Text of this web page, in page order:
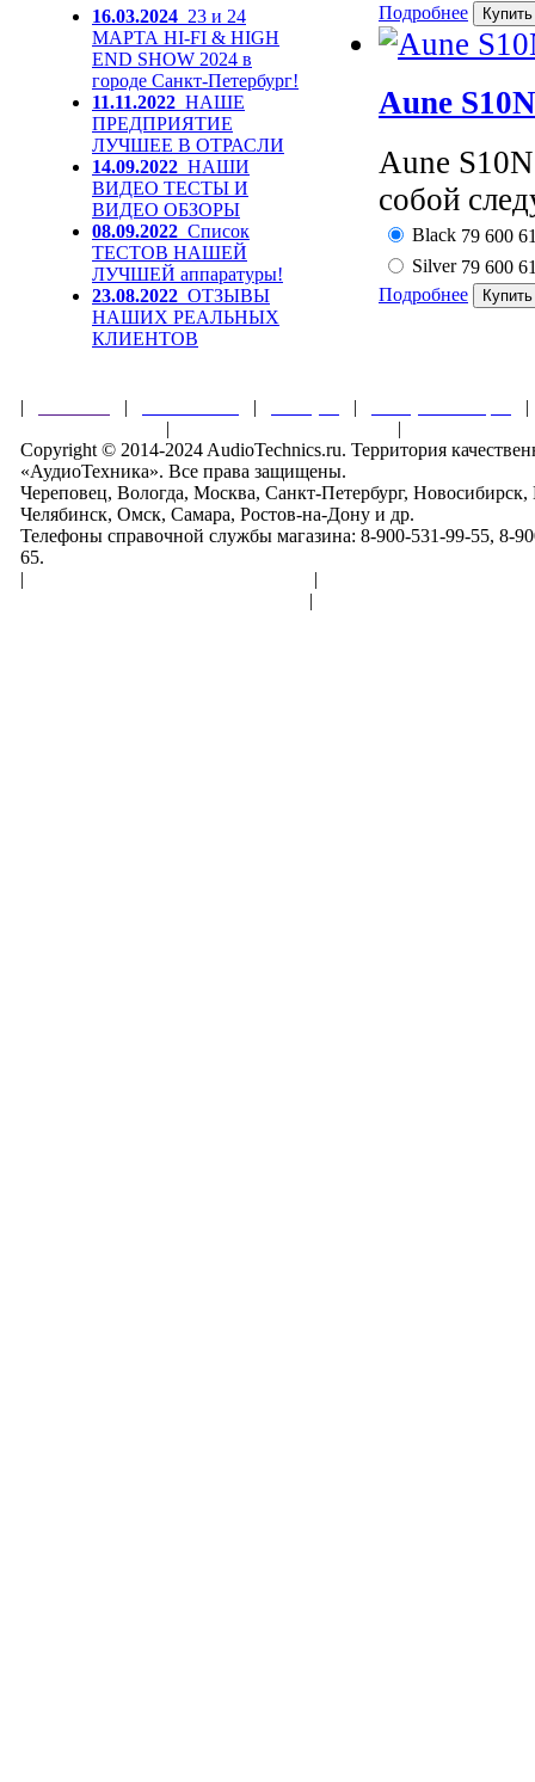
16.03.2024 23 и 24
МАРТА HI-FI & HIGH
END SHOW 2024 в
городе Санкт-Петербург!
11.11.2022 НАШЕ
ПРЕДПРИЯТИЕ
ЛУЧШЕЕ В ОТРАСЛИ
14.09.2022 НАШИ
ВИДЕО ТЕСТЫ И
ВИДЕО ОБЗОРЫ
08.09.2022 Список
ТЕСТОВ НАШЕЙ
ЛУЧШЕЙ аппаратуры!
23.08.2022 ОТЗЫВЫ
НАШИХ РЕАЛЬНЫХ
КЛИЕНТОВ
Подробнее
Aune
Aune S10N
собой
Black 79 600
Silver 79 600
Подробнее
| | | |
|
|
Copyright © 2014-2024 AudioTechnics.ru. Территория
«АудиоТехника». Все права защищены.
Череповец, Вологда, Москва, Санкт-Петербург,
Челябинск, Омск, Самара, Ростов-на-Дону и др.
Телефоны справочной службы магазина: 8-900-531-99-55, 8-
65.
|
|
|